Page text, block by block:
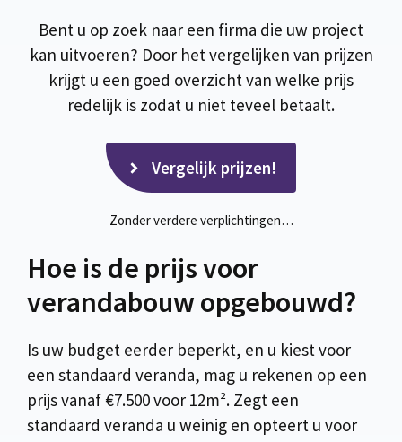
Bent u op zoek naar een firma die uw project
kan uitvoeren? Door het vergelijken van prijzen
krijgt u een goed overzicht van welke prijs
redelijk is zodat u niet teveel betaalt.
Vergelijk prijzen!
Zonder verdere verplichtingen…
Hoe is de prijs voor
verandabouw opgebouwd?
Is uw budget eerder beperkt, en u kiest voor
een standaard veranda, mag u rekenen op een
prijs vanaf €7.500 voor 12m². Zegt een
standaard veranda u weinig en opteert u voor